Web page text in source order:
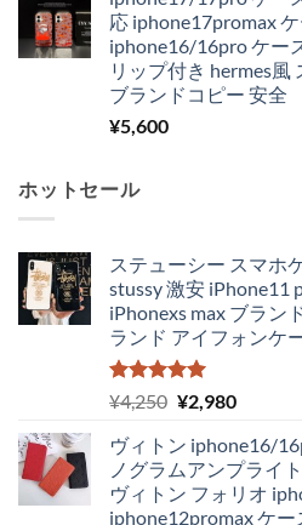
応 iphone17promax
iphone16/16pro ケー
リップ付き hermes
ブランドコピー 安全
¥5,600
ホットセール
ステューシー スマホ
stussy 激安 iPhone11
iPhonexs max ブラン
ランド アイフォンケ
5段階中
5.00
の評価
¥4,250 元
価
格
は
¥2,980現
の
価
格
ヴィトン iphone16/
ノグラムアンプライ
ヴィトン フォリオ
iphone12promax ケ